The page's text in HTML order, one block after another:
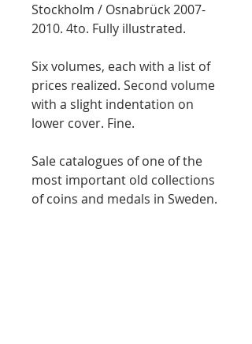
Stockholm / Osnabrück 2007-
2010. 4to. Fully illustrated.
Six volumes, each with a list of
prices realized. Second volume
with a slight indentation on
lower cover. Fine.
Sale catalogues of one of the
most important old collections
of coins and medals in Sweden.